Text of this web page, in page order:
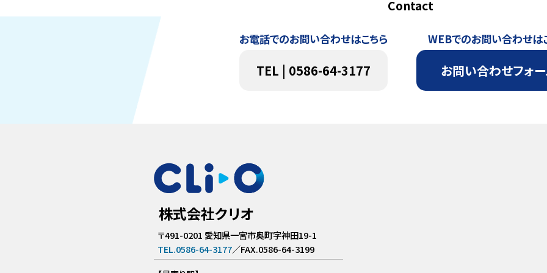
Contact
お電話でのお問い合わせはこちら
TEL | 0586-64-3177
WEBでのお問い合わせは
お問い合わせフォ
株式会社クリオ
〒491-0201 愛知県一宮市奥町字神田19-1
TEL.0586-64-3177／FAX.0586-64-3199